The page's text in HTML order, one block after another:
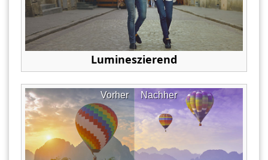
Lumineszierend
Nachher
Vorher